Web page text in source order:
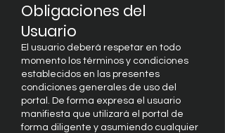
Obligaciones del
Usuario
El usuario deberá respetar en todo
momento los términos y condiciones
establecidos en las presentes
condiciones generales de uso del
portal. De forma expresa el usuario
manifiesta que utilizará el portal de
forma diligente y asumiendo cualquier